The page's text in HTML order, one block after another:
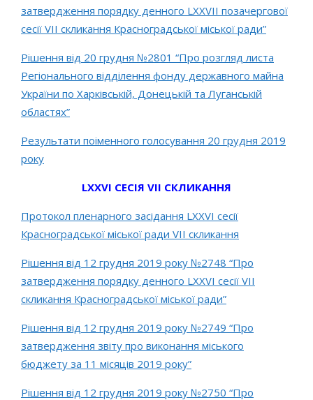
затвердження порядку денного LХХVІІ позачергової
сесії VІІ скликання Красноградської міської ради”
Рішення від 20 грудня №2801 “Про розгляд листа
Регіонального відділення фонду державного майна
України по Харківській, Донецькій та Луганській
областях”
Результати поіменного голосування 20 грудня 2019
року
LXXVІ СЕСІЯ VII СКЛИКАННЯ
Протокол пленарного засідання LХХVІ сесії
Красноградської міської ради VІІ скликання
Рішення від 12 грудня 2019 року №2748 “Про
затвердження порядку денного LХХVІ сесії VІІ
скликання Красноградської міської ради”
Рішення від 12 грудня 2019 року №2749 “Про
затвердження звіту про виконання міського
бюджету за 11 місяців 2019 року”
Рішення від 12 грудня 2019 року №2750 “Про